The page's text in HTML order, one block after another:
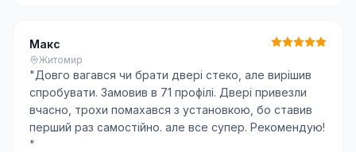
Макс
Житомир
"Довго вагався чи брати двері стеко, але вирішив
спробувати. Замовив в 71 профілі. Двері привезли
вчасно, трохи помахався з установкою, бо ставив
перший раз самостійно. але все супер. Рекомендую!
"